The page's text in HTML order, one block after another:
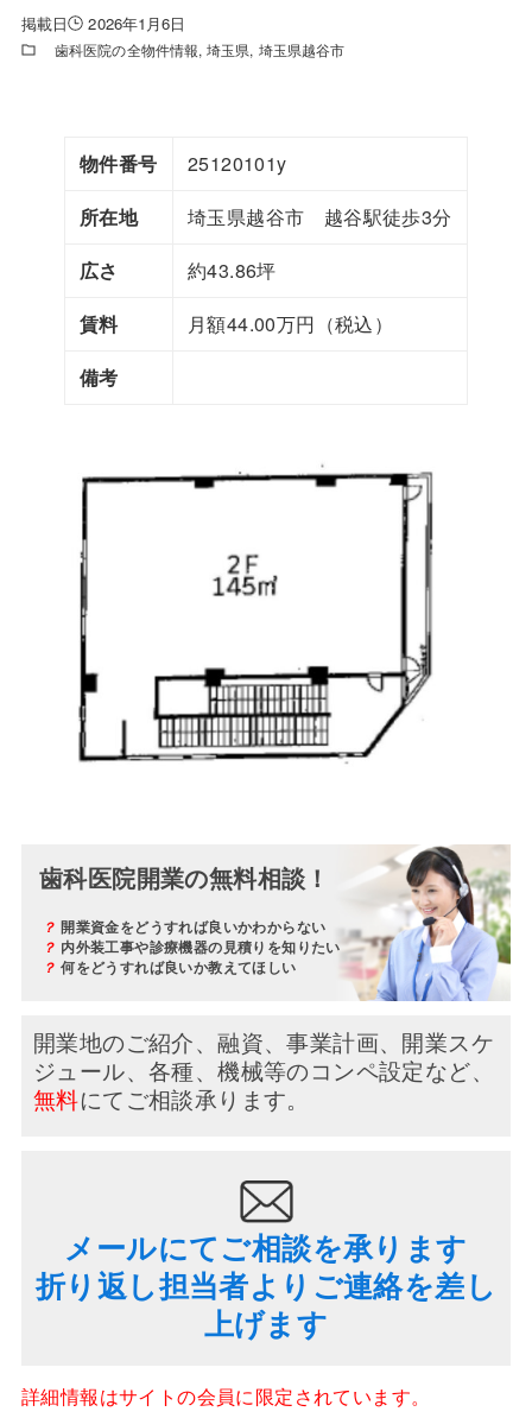
2026年1月6日
歯科医院の全物件情報 埼玉県 埼玉県越谷市
物件番号
25120101y
所在地
埼玉県越谷市 越谷駅徒歩3分
広さ
約43.86坪
賃料
月額44.00万円（税込）
備考
歯科医院開業の無料相談！
？ 開業資金をどうすれば良いかわからない
？ 内外装工事や診療機器の見積りを知りたい
？何をどうすれば良いか教えてほしい
開業地のご紹介、融資、事業計画、開業スケ
ジュール、 各種、機械等のコンペ設定など、
無料にてご相談承ります。
メールにてご相談を承ります
折り返し担当者よりご連絡を差し
上げます
詳細情報はサイトの会員に限定されています。